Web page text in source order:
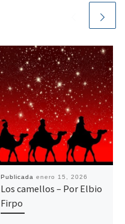
Publicada enero 15, 2026
Los camellos – Por Elbio
Firpo